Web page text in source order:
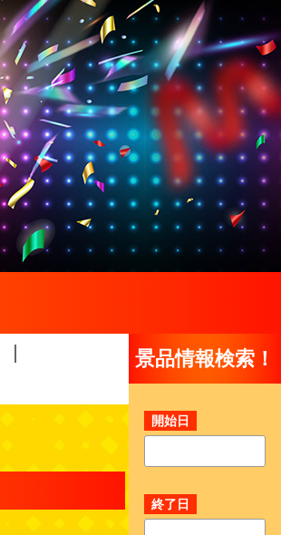
景品情報検索！
開始日
終了日